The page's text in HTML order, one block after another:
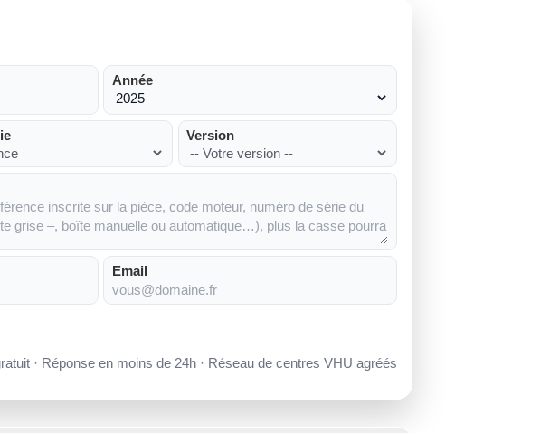
Année
Version
Email
· Réponse en moins de 24h · Réseau de centres VHU agréés